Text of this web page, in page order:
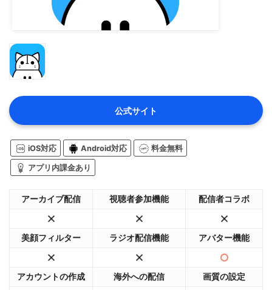
公式サイト
iOS対応 Android対応 料金無料
アプリ内課金あり
アーカイブ配信 視聴者参加機能 配信者コラボ
美顔フィルター ラジオ配信機能 アバター機能
アカウントの作成 海外への配信 画質の設定